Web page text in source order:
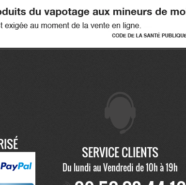
SERVICE CLIENTS
Du lundi au Vendredi de 10h à 19h